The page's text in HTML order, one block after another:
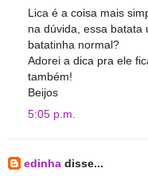
Lica é a coisa mais
na dúvida, essa batata
batatinha normal?
Adorei a dica pra ele
também!
Beijos
5:05 p.m.
edinha disse...